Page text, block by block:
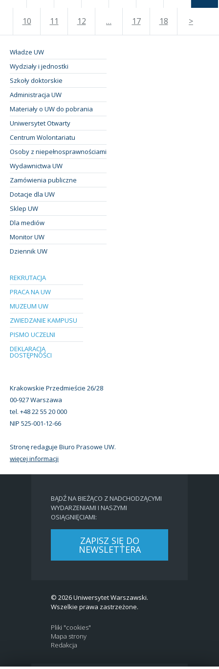
10 11 12 … 17 18 >
Władze UW
Wydziały i jednostki
Szkoły doktorskie
Administracja UW
Materiały o UW do pobrania
Uniwersytet Otwarty
Centrum Wolontariatu
Osoby z niepełnosprawnościami
Wydawnictwa UW
Zamówienia publiczne
Dotacje dla UW
Sklep UW
Dla mediów
Monitor UW
Dziennik UW
REKRUTACJA
PRACA NA UW
MUZEUM UW
ZWIEDZANIE KAMPUSU
PISMO UCZELNI
DEKLARACJA
DOSTĘPNOŚCI
Krakowskie Przedmieście 26/28
00-927 Warszawa
tel. +48 22 55 20 000
NIP 525-001-12-66
Stronę redaguje Biuro Prasowe UW.
więcej informacji
BĄDŹ NA BIEŻĄCO Z NADCHODZĄCYMI
WYDARZENIAMI I NASZYMI
OSIĄGNIĘCIAMI:
ZAPISZ SIĘ DO
NEWSLETTERA
© 2026 Uniwersytet Warszawski.
Wszelkie prawa zastrzeżone.
Pliki "cookies"
Mapa strony
Redakcja